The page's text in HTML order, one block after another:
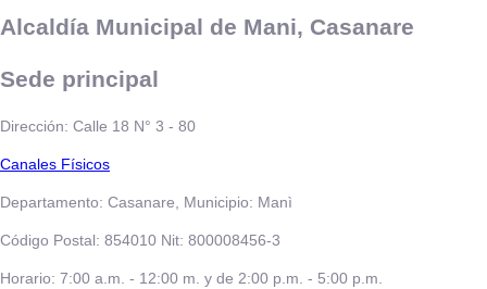
Alcaldía Municipal de Mani, Casanare
Sede principal
Dirección: Calle 18 N° 3 - 80
​​​​​Canales Físicos
Departamento: Casanare, Municipio: Manì
Código Postal: 854010 Nit: 800008456-3
Horario: 7:00 a.m. - 12:00 m. y de 2:00 p.m. - 5:00 p.m.